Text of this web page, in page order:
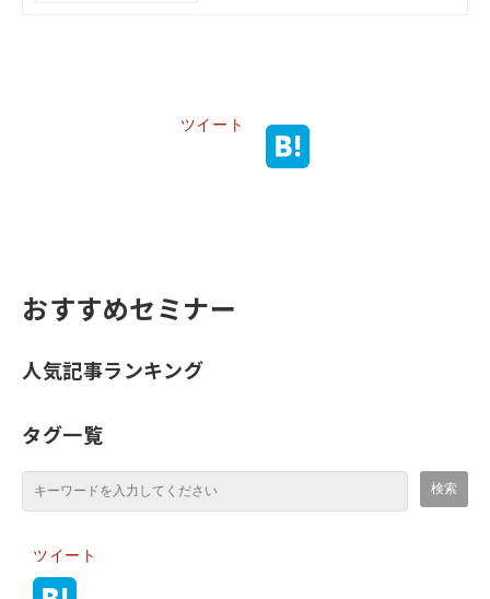
ツイート
おすすめセミナー
人気記事ランキング
タグ一覧
ツイート